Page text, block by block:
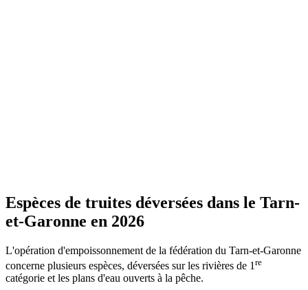
Espèces de truites déversées dans le Tarn-
et-Garonne en 2026
L'opération d'empoissonnement de la fédération du Tarn-et-Garonne
concerne plusieurs espèces, déversées sur les rivières de 1 re
catégorie et les plans d'eau ouverts à la pêche.